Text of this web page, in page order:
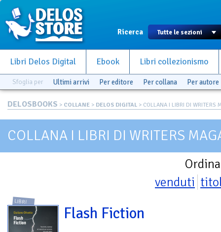
Ricerca
Libri Delos Digital Ebook Libri collezionismo
Sfoglia per Ultimi arrivi Per editore Per collana Per autore
DELOSBOOKS > COLLANE > DELOS DIGITAL > COLLANA I LIBRI DI WRITERS
COLLANA I LIBRI DI WRITERS
venduti
LIBRI
Flash Fiction